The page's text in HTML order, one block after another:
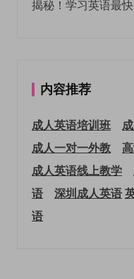
揭秘！学习英语最
内容推荐
成人英语培训班
成人一对一外教
成人英语线上教学
语
深圳成人英语
语